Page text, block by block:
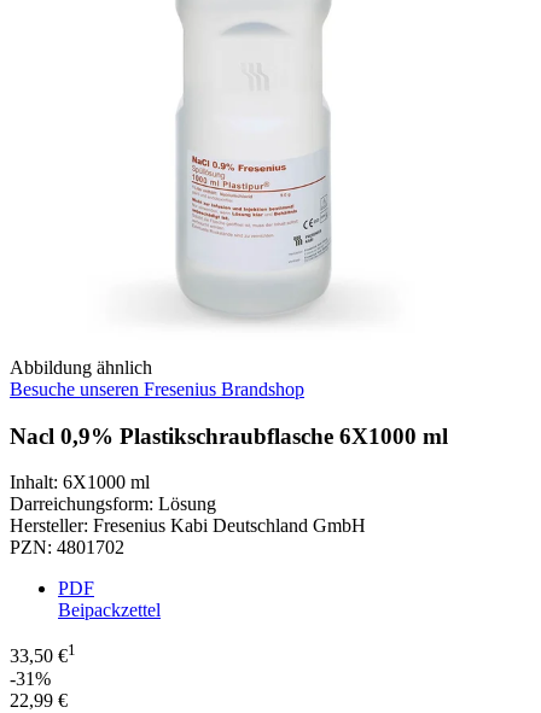
Abbildung ähnlich
Besuche unseren Fresenius Brandshop
Nacl 0,9% Plastikschraubflasche 6X1000 ml
Inhalt: 6X1000 ml
Darreichungsform: Lösung
Hersteller: Fresenius Kabi Deutschland GmbH
PZN: 4801702
PDF
Beipackzettel
33,50 €1
-31%
22,99 €